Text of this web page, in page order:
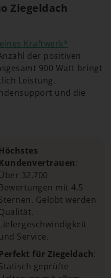
Ziegeldach
Kraftwerk*
der positiven
900 Watt bringt
Leistung.
und die
:
Über 32.700
Bewertungen mit 4,5
Gelobt werden
Liefergeschwindigkeit
Service.
für Ziegeldach:
geprüfte